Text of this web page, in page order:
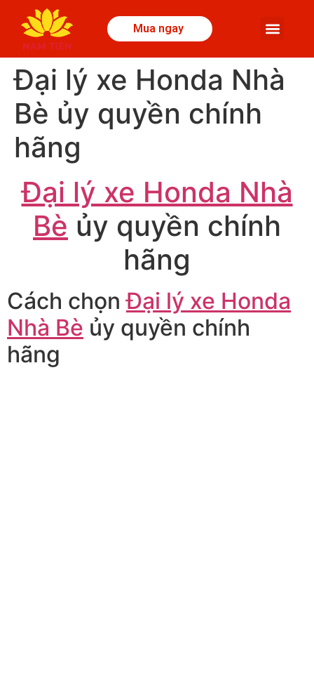
Mua ngay
Đại lý xe Honda Nhà
Bè ủy quyền chính
hãng
Đại lý xe Honda Nhà
Bè ủy quyền chính
hãng
Cách chọnĐại lý xe Honda
Nhà Bè ủy quyền chính
hãng